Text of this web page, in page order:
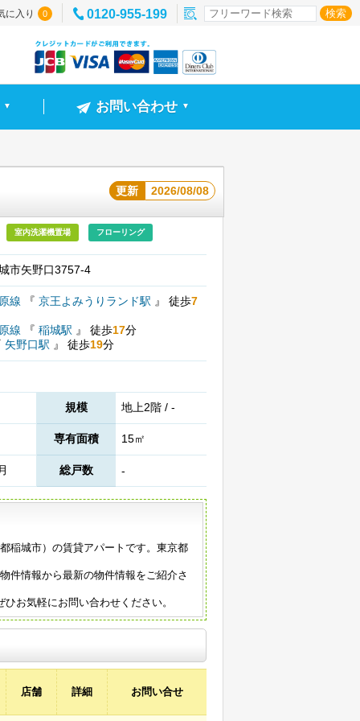
に入り 0 0120-955-199
▼ お問い合わせ ▼
更新 2026/08/08
室内洗濯機置場 フローリング
市矢野口3757-4
線 『 京王よみうりランド駅 』 徒歩7
線 『 稲城駅 』 徒歩17分
矢野口駅 』 徒歩19分
規模 地上2階 / -
専有面積 15㎡
総戸数 -
稲城市）の賃貸アパートです。東京都
件情報から最新の物件情報をご紹介さ
お気軽にお問い合わせください。
店舗 詳細 お問い合せ